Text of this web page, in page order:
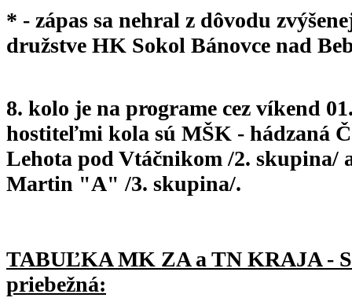
* - zápas sa nehral z dôvodu
družstve HK Sokol Bánovce nad
8. kolo je na programe cez víkend
hostiteľmi kola sú MŠK - hádzaná
Lehota pod Vtáčnikom /2. skupina/
Martin "A" /3. skupina/.
TABUĽKA MK ZA a TN KRAJA -
priebežná: